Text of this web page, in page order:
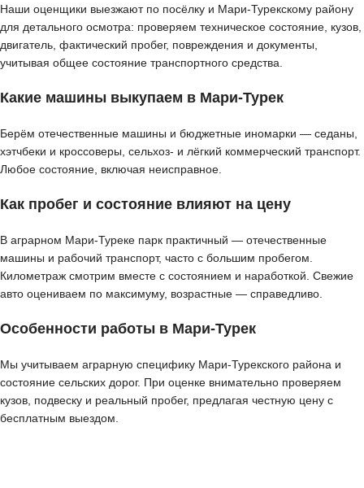
Наши оценщики выезжают по посёлку и Мари-Турекскому району
для детального осмотра: проверяем техническое состояние, кузов,
двигатель, фактический пробег, повреждения и документы,
учитывая общее состояние транспортного средства.
Какие машины выкупаем в Мари-Турек
Берём отечественные машины и бюджетные иномарки — седаны,
хэтчбеки и кроссоверы, сельхоз- и лёгкий коммерческий транспорт.
Любое состояние, включая неисправное.
Как пробег и состояние влияют на цену
В аграрном Мари-Туреке парк практичный — отечественные
машины и рабочий транспорт, часто с большим пробегом.
Километраж смотрим вместе с состоянием и наработкой. Свежие
авто оцениваем по максимуму, возрастные — справедливо.
Особенности работы в Мари-Турек
Мы учитываем аграрную специфику Мари-Турекского района и
состояние сельских дорог. При оценке внимательно проверяем
кузов, подвеску и реальный пробег, предлагая честную цену с
бесплатным выездом.